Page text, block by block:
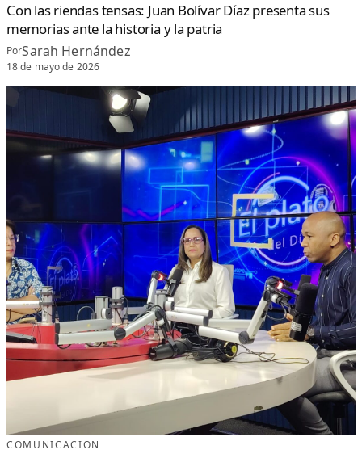
Con las riendas tensas: Juan Bolívar Díaz presenta sus
memorias ante la historia y la patria
PorSarah Hernández
18 de mayo de 2026
COMUNICACION